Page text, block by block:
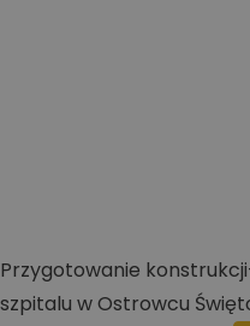
Przygotowanie
szpitalu w Ostrowcu